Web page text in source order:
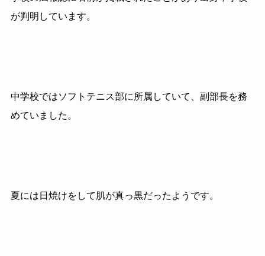
が判明しています。
中学校ではソフトテニス部に所属していて、副部長を務
めていました。
夏には日焼けをして肌が真っ黒だったようです。